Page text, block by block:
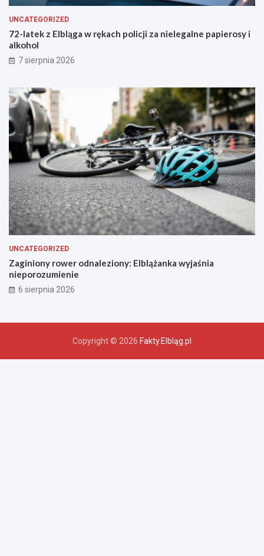
b
ę
n
t
u
a
s
a
l
t
u
UNCATEGORIZED
72-latek z Elbląga w rękach policji za nielegalne papierosy i
alkohol
7 sierpnia 2026
UNCATEGORIZED
Zaginiony rower odnaleziony: Elblążanka wyjaśnia
nieporozumienie
6 sierpnia 2026
Copyright © 2026 Fakty.Elbląg.pl